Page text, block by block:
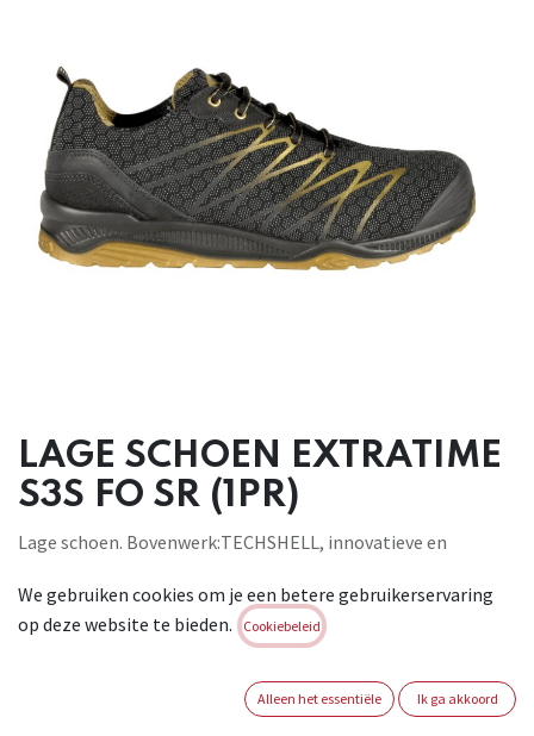
LAGE SCHOEN EXTRATIME
S3S FO SR (1PR)
Lage schoen. Bovenwerk:TECHSHELL, innovatieve en
ademend. Binnenvoering:SANY-DRY® 100% polyester stof,
driedimensionaal, ademend, het absorbeert en geeft het
geponst, antistatisch en voorgevormd voetbed. Het
garandeert ergonomisch comfort en een hoog ademend
We gebruiken cookies om je een betere gebruikerservaring
op deze website te bieden.
Cookiebeleid
Alleen het essentiële Ik ga akkoord